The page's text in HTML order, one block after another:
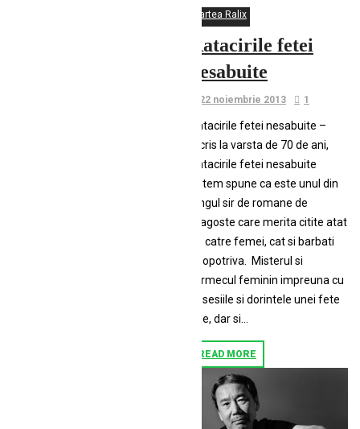
Cartea Ralix
Ratacirile fetei
nesabuite
22 noiembrie 2013 1
Ratacirile fetei nesabuite –
Scris la varsta de 70 de ani,
Ratacirile fetei nesabuite
putem spune ca este unul din
lungul sir de romane de
dragoste care merita citite atat
de catre femei, cat si barbati
deopotriva. Misterul si
farmecul feminin impreuna cu
obsesiile si dorintele unei fete
rele, dar si...
READ MORE